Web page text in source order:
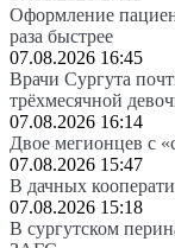
Оформление
раза быстрее
07.08.2026 16:45
Врачи Сургута
трёхмесячной
07.08.2026 16:14
Двое мегионцев с
07.08.2026 15:47
В дачных
07.08.2026 15:18
В сургутском